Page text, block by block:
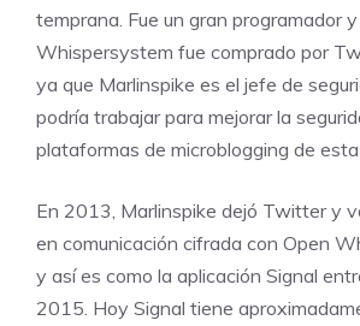
temprana. Fue un gran programador y
Whispersystem fue comprado por
ya que Marlinspike es el jefe de
podría trabajar para mejorar la
plataformas de microblogging de esta
En 2013, Marlinspike dejó Twitter y
en comunicación cifrada con Open
y así es como la aplicación Signal
2015. Hoy Signal tiene